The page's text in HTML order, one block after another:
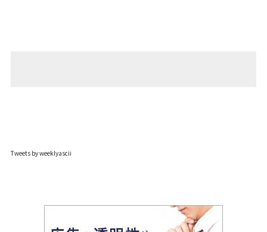
Tweets by weeklyascii